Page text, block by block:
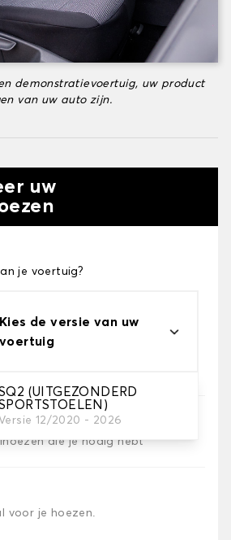
demonstratievoertuig, uw product
van uw auto zijn.
uw
je voertuig?
Kies de versie van uw
voertuig
(UITGEZONDERD
Versie 12/2020 - 2026
die je nodig hebt
voor je hoezen.